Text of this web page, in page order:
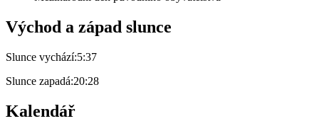
Východ a západ slunce
Slunce vychází:5:37
Slunce zapadá:20:28
Kalendář